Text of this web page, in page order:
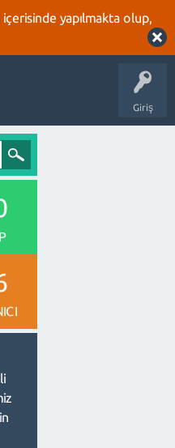
yapılmakta olup,
Giriş